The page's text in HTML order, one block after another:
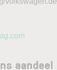
aandeel